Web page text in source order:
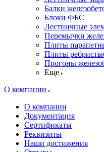
Балки
Блоки ФБС
Лестничные
Перемычки
Плиты
Плиты
Прогоны
Еще
О компании
О компании
Документация
Сертификаты
Реквизиты
Наши достижения